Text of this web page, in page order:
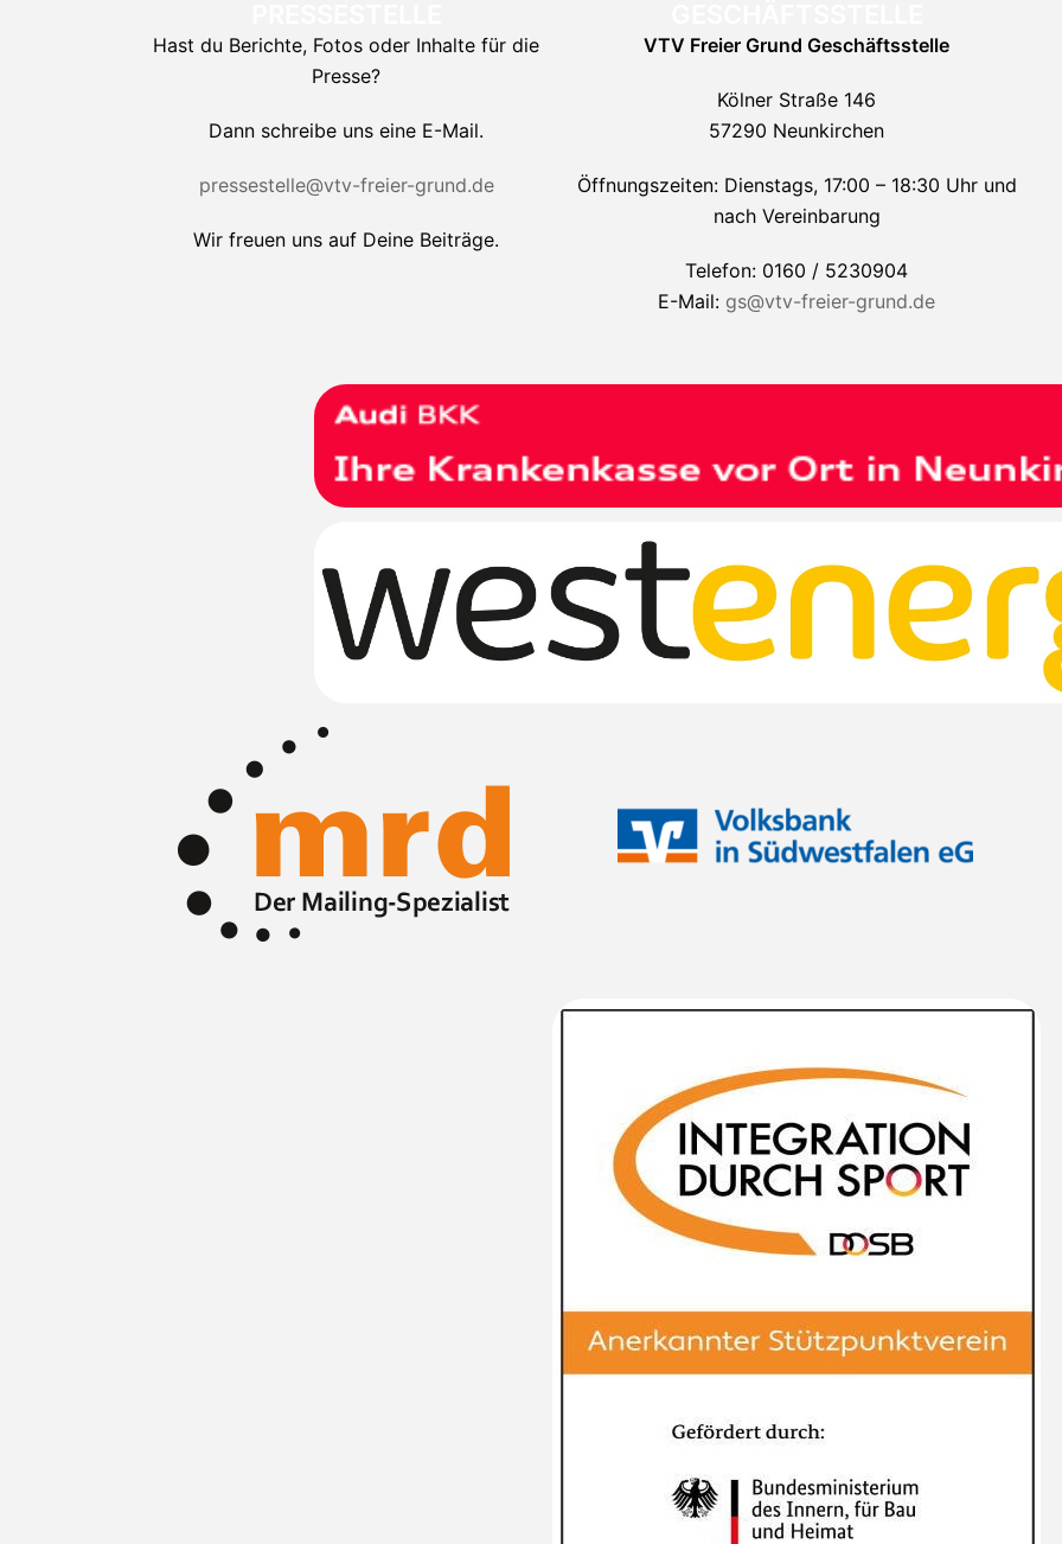
Hast du Berichte, Fotos oder Inhalte für die
Presse?
Dann schreibe uns eine E-Mail.
pressestelle@vtv-freier-grund.de
Wir freuen uns auf Deine Beiträge.
VTV Freier Grund Geschäftsstelle
Kölner Straße 146
57290 Neunkirchen
Öffnungszeiten: Dienstags, 17:00 – 18:30 Uhr und
nach Vereinbarung
Telefon: 0160 / 5230904
E-Mail: gs@vtv-freier-grund.de